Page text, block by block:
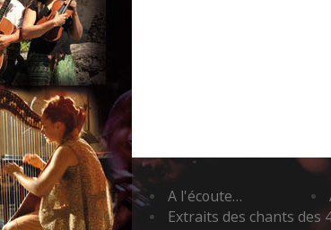
A l'écoute…
Extraits des chants des